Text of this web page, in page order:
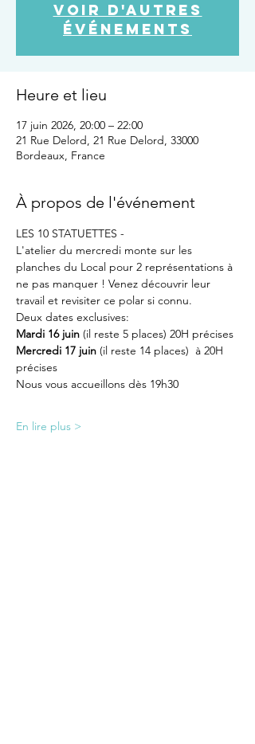
Voir d'autres
événements
Heure et lieu
17 juin 2026, 20:00 – 22:00
21 Rue Delord, 21 Rue Delord, 33000
Bordeaux, France
À propos de l'événement
LES 10 STATUETTES -
L'atelier du mercredi monte sur les
planches du Local pour 2 représentations à
ne pas manquer ! Venez découvrir leur
travail et revisiter ce polar si connu.
Deux dates exclusives:
Mardi 16 juin (il reste 5 places) 20H précises
Mercredi 17 juin (il reste 14 places)  à 20H
précises
Nous vous accueillons dès 19h30
En lire plus >